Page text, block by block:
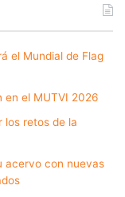
el Mundial de Flag
en el MUTVI 2026
los retos de la
acervo con nuevas